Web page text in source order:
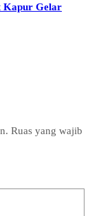
Kapur Gelar
Ruas yang wajib